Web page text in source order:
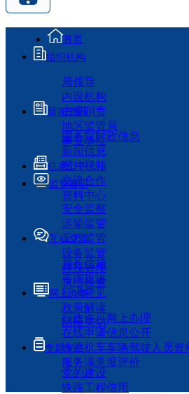
首页
组织机构
局领导
内设机构
主要职责
地区监管局
事业单位
新闻资讯
国务院时政信息
新闻信息
图片视频
交流合作
资料中心
信息公开
监管履职
安全监察
运输监管
工程监管
设备监管
科技管理
执法检查
互动交流
局长信箱
咨询投诉
征求意见
政策解读
回应关切
网上办事
行政许可网上办理
在线申请信息公开
铁路机车车辆驾驶人员资
服务满意度评价
专题专栏
党的建设
铁路工程信用